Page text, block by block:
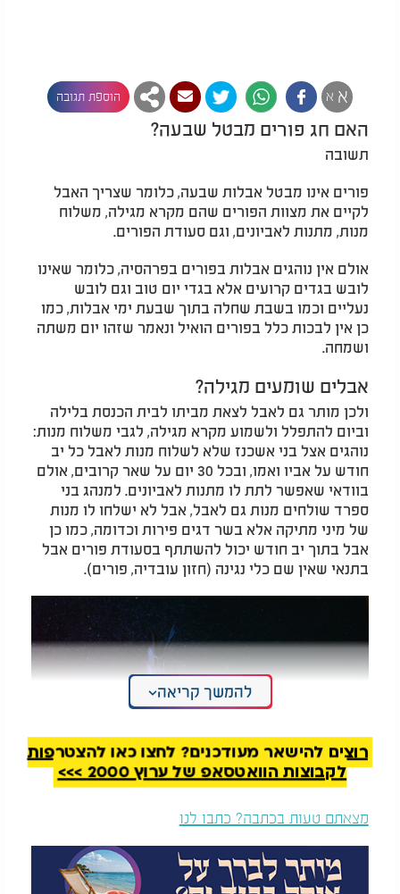
א א הוספת תגובה
האם חג פורים מבטל שבעה?
תשובה
פורים אינו מבטל אבלות שבעה, כלומר שצריך האבל
לקיים את מצוות הפורים שהם מקרא מגילה, משלוח
מנות, מתנות לאביונים, וגם סעודת הפורים.
אולם אין נוהגים אבלות בפורים בפרהסיה, כלומר שאינו
לובש בגדים קרועים אלא בגדי יום טוב וגם לובש
נעליים וכמו בשבת שחלה בתוך שבעת ימי אבלות, כמו
כן אין לבכות כלל בפורים הואיל ונאמר שזהו יום משתה
ושמחה.
אבלים שומעים מגילה?
ולכן מותר גם לאבל לצאת מביתו לבית הכנסת בלילה
וביום להתפלל ולשמוע מקרא מגילה, לגבי משלוח מנות:
נוהגים אצל בני אשכנז שלא לשלוח מנות לאבל כל יב
חודש על אביו ואמו, ובכל 30 יום על שאר קרובים, אולם
בוודאי שאפשר לתת לו מתנות לאביונים. למנהג בני
ספרד שולחים מנות גם לאבל, אבל לא ישלחו לו מנות
של מיני מתיקה אלא בשר דגים פירות וכדומה, כמו כן
אבל בתוך יב חודש יכול להשתתף בסעודת פורים אבל
בתנאי שאין שם כלי נגינה (חזון עובדיה, פורים).
4 מצוות פורים: מהן 4 מצוות פורים?
להמשך קריאה
רוצים להישאר מעודכנים? לחצו כאן להצטרפות
לקבוצות הוואטסאפ של ערוץ 2000 >>>
מצאתם טעות בכתבה? כתבו לנו